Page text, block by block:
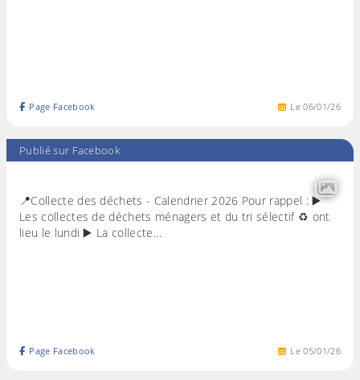
Le06/01/26
Page Facebook
Publié sur Facebook
📍Collecte des déchets - Calendrier 2026 Pour rappel : ▶️
Les collectes de déchets ménagers et du tri sélectif ♻️ ont
lieu le lundi ▶️ La collecte…
Le05/01/26
Page Facebook